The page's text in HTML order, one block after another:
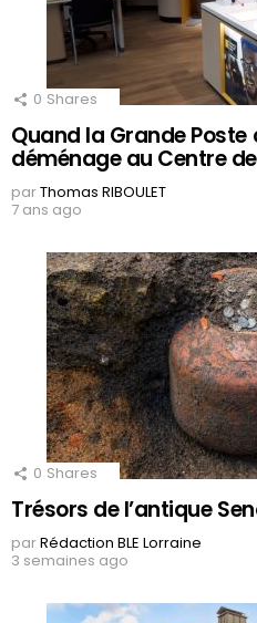
0 Shares
Quand la Grande Poste
déménage au Centre
parThomas RIBOULET
7 ans ago
0 Shares
Trésors de l’antique
parRédaction BLE Lorraine
3 semaines ago